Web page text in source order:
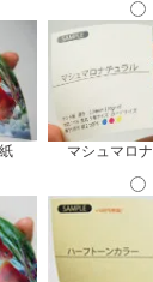
マシュマロ